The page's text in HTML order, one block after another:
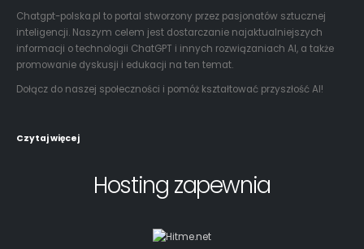
Chatgpt-polska.pl to portal stworzony przez pasjonatów sztucznej
inteligencji. Naszym celem jest dostarczanie najaktualniejszych
informacji o technologii ChatGPT i innych rozwiązaniach AI, a także
promowanie dyskusji i edukacji na ten temat.
Dołącz do naszej społeczności i pomóż kształtować przyszłość AI!
Czytaj więcej
Hosting zapewnia